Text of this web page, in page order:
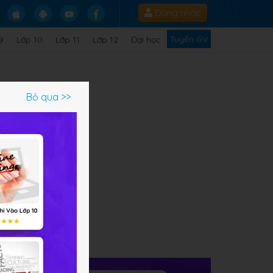
Đăng nhập
Lớp 10 Lớp 11 Lớp 12 Đại học Tuyển GV
Bỏ qua >>